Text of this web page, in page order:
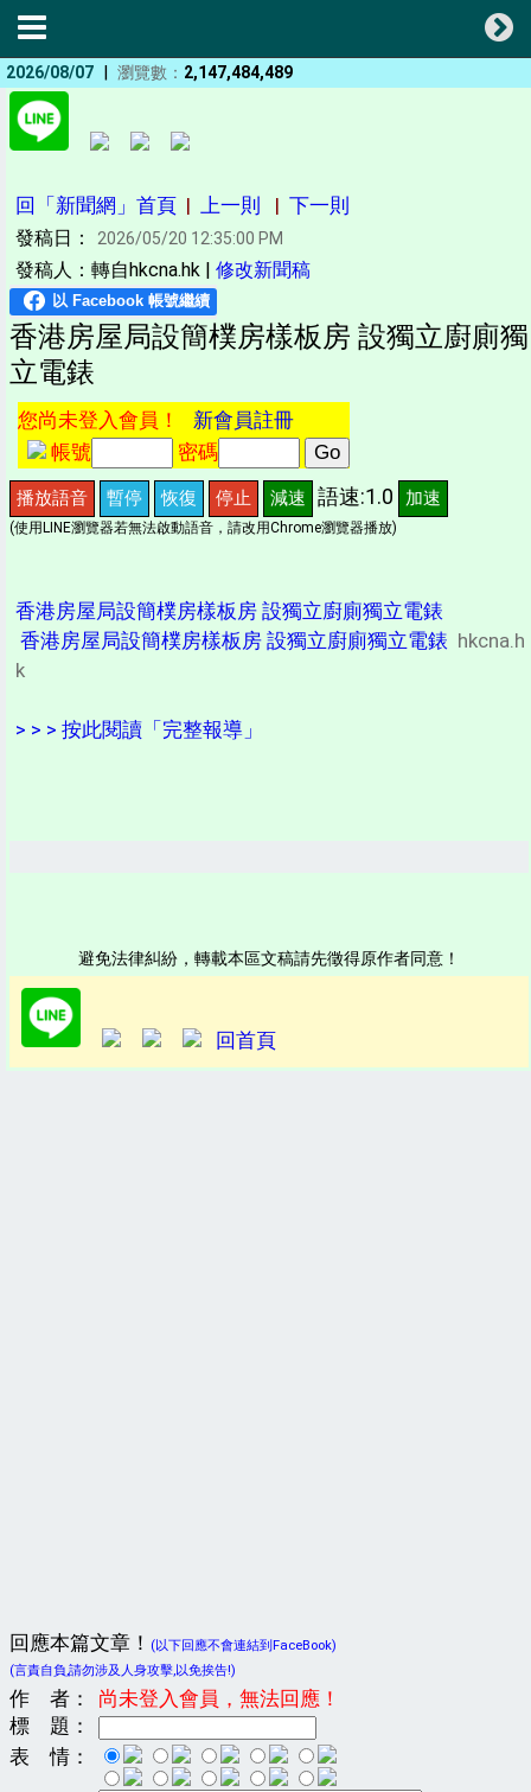
2026/08/07 | 瀏覽數： 2,147,484,489
回「新聞網」首頁 | 上一則 | 下一則
發稿日： 2026/05/20 12:35:00 PM
發稿人：轉自hkcna.hk | 修改新聞稿
香港房屋局設簡樸房樣板房 設獨立廚廁獨
立電錶
您尚未登入會員！ 新會員註冊
帳號
密碼
播放語音 暫停 恢復 停止 減速 語速:1.0 加速
(使用LINE瀏覽器若無法啟動語音，請改用Chrome瀏覽器播放)
香港房屋局設簡樸房樣板房 設獨立廚廁獨立電錶
香港房屋局設簡樸房樣板房 設獨立廚廁獨立電錶 hkcna.h
k
> > > 按此閱讀「完整報導」
避免法律糾紛，轉載本區文稿請先徵得原作者同意！
回首頁
回應本篇文章！
(以下回應不會連結到FaceBook)
(言責自負,請勿涉及人身攻擊,以免挨告!)
作 者：
尚未登入會員，無法回應！
標 題：
表 情：